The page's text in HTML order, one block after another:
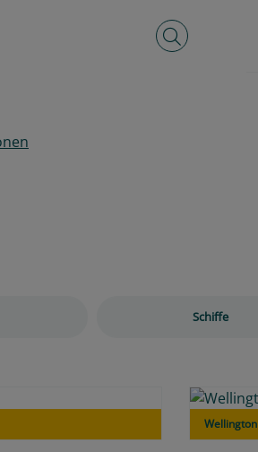
Volltextsuche
Schiffe
Wellington